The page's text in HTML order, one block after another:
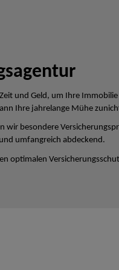
und Geld, um Ihre
Ihre jahrelange Mühe
wir besondere
umfangreich abdeckend.
optimalen